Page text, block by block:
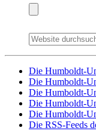
Die Humboldt-
Die Humboldt-
Die Humboldt-
Die Humboldt-
Die Humboldt-
Die RSS-Feeds